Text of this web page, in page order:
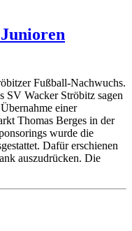
Fußball-Nachwuchs.
SV Wacker Ströbitz sagen
einer
Thomas Berges in der
wurde die
Dafür erschienen
auszudrücken. Die